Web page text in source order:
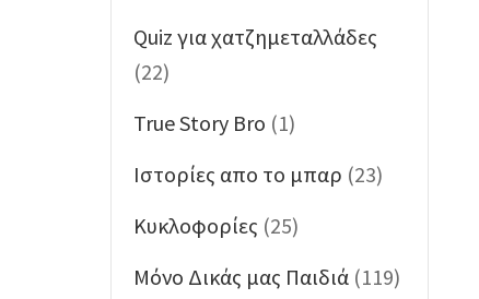
Quiz για χατζημεταλλάδες
(22)
True Story Bro (1)
Ιστορίες απο το μπαρ (23)
Κυκλοφορίες (25)
Μόνο Δικάς μας Παιδιά (119)